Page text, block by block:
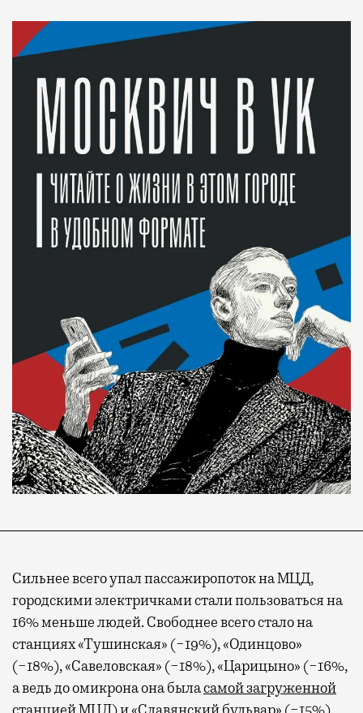
Сильнее всего упал пассажиропоток на МЦД,
городскими электричками стали пользоваться на
16% меньше людей. Свободнее всего стало на
станциях «Тушинская» (−19%), «Одинцово»
(−18%), «Савеловская» (−18%), «Царицыно» (−16%,
а ведь до омикрона она быласамой загруженной